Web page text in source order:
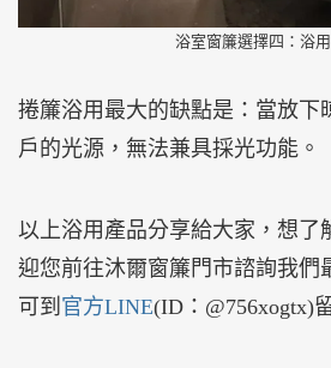
浴室窗簾選擇四：浴
捲簾浴用最大的缺點是：當放下
戶的光源，無法兼具採光功能。
以上浴用產品分享給大家，想了
迎您前往沐爾窗簾門市諮詢我們
可到 官方LINE(ID：@756xogtx)